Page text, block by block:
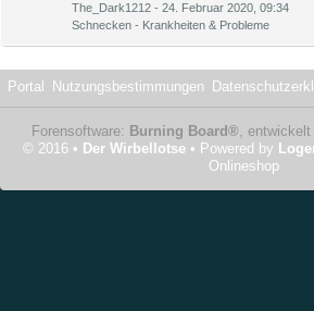
The_Dark1212 - 24. Februar 2020, 09:34
Schnecken - Krankheiten & Probleme
Portal Nutzungsbestimmungen
Forensoftware: Burning Board®, entwickelt
© 2016 • Der Wirbellotse • Powered by
Onlineshop